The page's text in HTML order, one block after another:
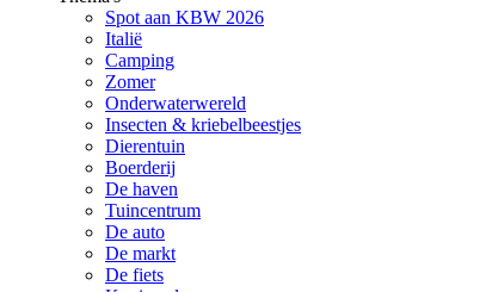
Spot aan KBW 2026
Italië
Camping
Zomer
Onderwaterwereld
Insecten & kriebelbeestjes
Dierentuin
Boerderij
De haven
Tuincentrum
De auto
De markt
De fiets